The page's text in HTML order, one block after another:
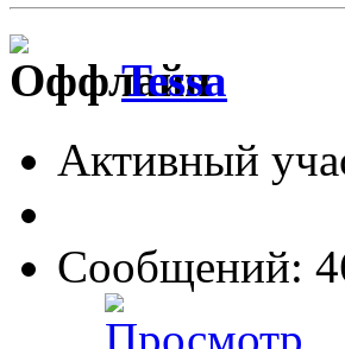
Tessa
Активный
Сообщений: